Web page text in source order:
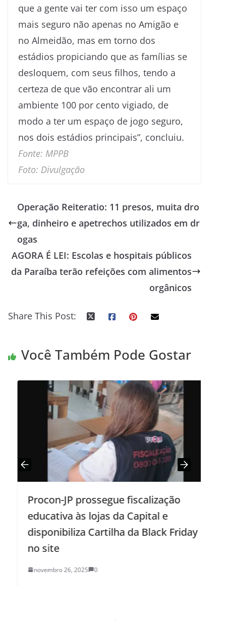
que a gente vai ter com isso um espaço
mais seguro não apenas no Amigão e
no Almeidão, mas em torno dos
estádios propiciando que as famílias se
desloquem, com seus filhos, tendo a
certeza de que vão encontrar ali um
ambiente 100 por cento vigiado, de
modo a ter um espaço de jogo seguro,
nos dois estádios principais”, concluiu.
Fonte: MPPB
Foto: Divulgação
Operação Reiteratio: 11 presos, muita dro
ga, dinheiro e apetrechos utilizados em dr
ogas
AGORA É LEI: Escolas e hospitais públicos
da Paraíba terão refeições com alimentos
orgânicos
Share This Post:
Você Também Pode Gostar
Procon-JP prossegue fiscalização
educativa às lojas da Capital e
disponibiliza Cartilha da Black Friday
no site
novembro 26, 2025 0